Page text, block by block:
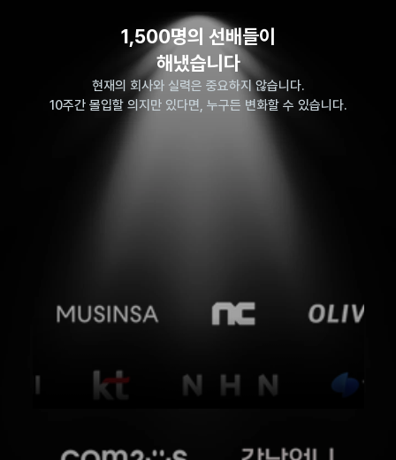
1,500명의 선배들이
해냈습니다
현재의 회사와 실력은 중요하지 않습니다.
10주간 몰입할 의지만 있다면, 누구든 변화할 수 있습니다.